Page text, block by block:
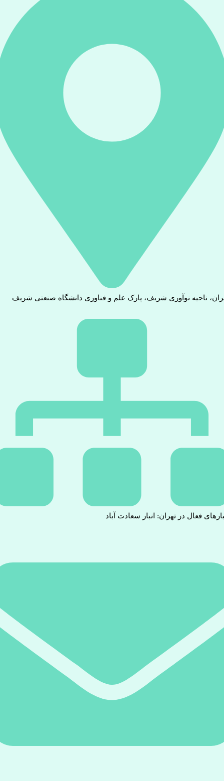
ناحیه نوآوری شریف، پارک علم و فناوری دانشگاه صنعتی شریف
فعال در تهران: انبار سعادت آباد